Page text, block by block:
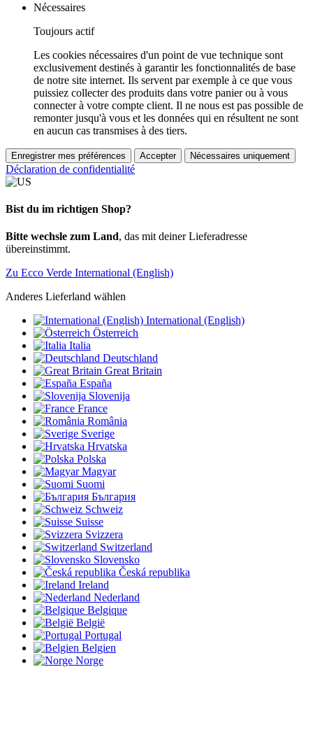
Nécessaires
Toujours actif
Les cookies nécessaires d'un point de vue technique sont
exclusivement destinés à garantir les fonctionnalités de base
de notre site internet. Ils servent par exemple à ce que vous
puissiez collecter des produits dans votre panier ou à vous
connecter à votre compte client. Il ne nous est pas possible de
remonter jusqu'à vous et les données qui en résultent ne sont
en aucun cas transmises à des tiers.
Enregistrer mes préférences Accepter Nécessaires uniquement
Déclaration de confidentialité
Bist du im richtigen Shop?
Bitte wechsle zum Land, das mit deiner Lieferadresse
übereinstimmt.
Zu Ecco Verde International (English)
Anderes Lieferland wählen
International (English)
Österreich
Italia
Deutschland
Great Britain
España
Slovenija
France
România
Sverige
Hrvatska
Polska
Magyar
Suomi
България
Schweiz
Suisse
Svizzera
Switzerland
Slovensko
Česká republika
Ireland
Nederland
Belgique
België
Portugal
Belgien
Norge